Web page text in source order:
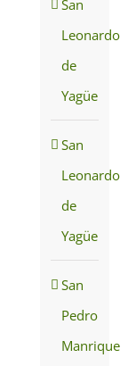
San
Leonardo
de
Yagüe
San
Leonardo
de
Yagüe
San
Pedro
Manrique